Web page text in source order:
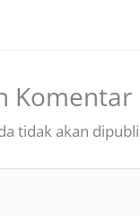
Komentar
tidak akan